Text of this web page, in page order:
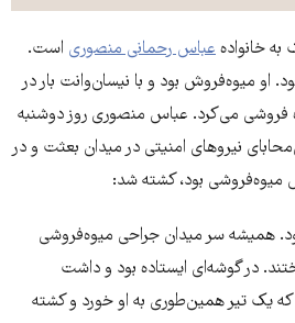
به خانوادهعباس رحمانی منصوری است.
او میوه‌فروش بود و با نیسان‌وانت بار در
فروشی می‌کرد. عباس منصوری روز دوشنبه
بی‌محابای نیروهای امنیتی در میدان بعثت و در
میوه‌فروشی بود، کشته شد:
همیشه سر میدان جراحی میوه‌فروشی
در گوشه‌ای ایستاده بود و داشت
یک تیر همین‌طوری به او خورد و کشته